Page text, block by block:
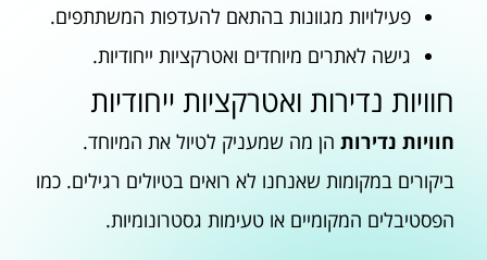
פעילויות מגוונות בהתאם להעדפות המשתתפים.
גישה לאתרים מיוחדים ואטרקציות ייחודיות.
חוויות נדירות ואטרקציות ייחודיות
חוויות נדירות הן מה שמעניק לטיול את המיוחד.
ביקורים במקומות שאנחנו לא רואים בטיולים רגילים. כמו
הפסטיבלים המקומיים או טעימות גסטרונומיות.